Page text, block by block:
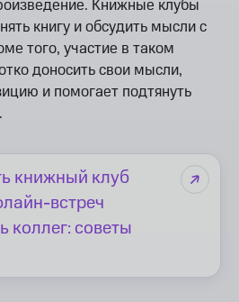
Книжные клубы
книгу и обсудить мысли с
того, участие в таком
доносить свои мысли,
и помогает подтянуть
книжный клуб
встреч
коллег: советы